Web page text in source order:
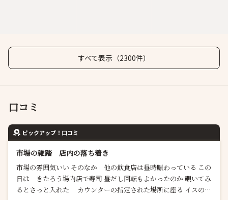
すべて表示（2300件）
口コミ
ピックアップ！口コミ
市場の雑踏 店内の落ち着き
市場の雰囲気いい そのなか 他の飲食店は昼時賑わっている この
日は きたろう場内店で寿司 昼だし回転もよかったのか 覗いてみ
るとさっと入れた カウンターの指定された場所に座る イスの下